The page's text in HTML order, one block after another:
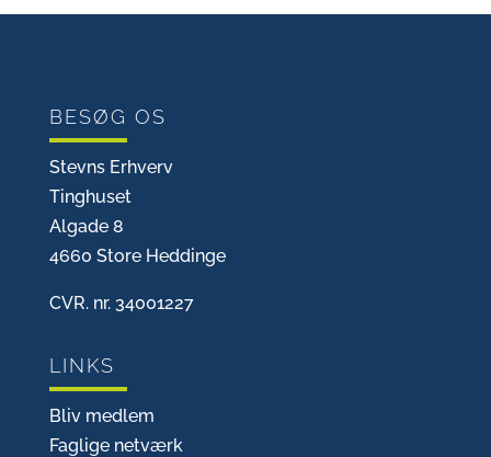
BESØG OS
Stevns Erhverv
Tinghuset
Algade 8
4660 Store Heddinge
CVR. nr. 34001227
LINKS
Bliv medlem
Faglige netværk